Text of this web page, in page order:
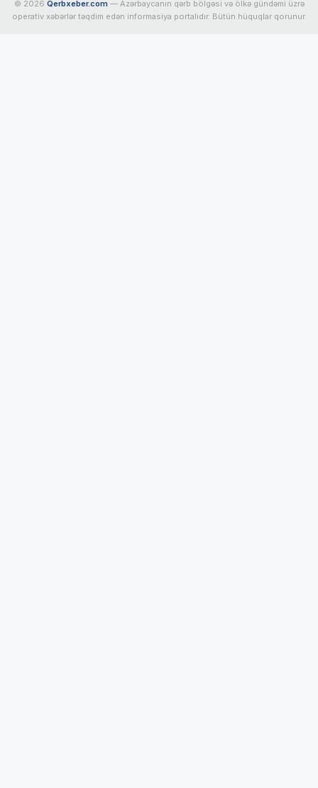
© 2026 Qerbxeber.com — Azərbaycanın qərb bölgəsi və ölkə gündəmi üzrə
operativ xəbərlər təqdim edən informasiya portalıdır. Bütün hüquqlar qorunur.